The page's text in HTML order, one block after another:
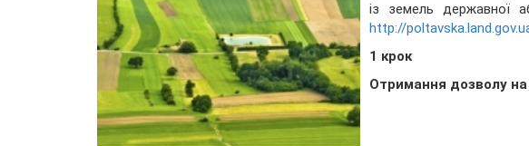
із земель державної
http://
1 крок
Отримання дозволу